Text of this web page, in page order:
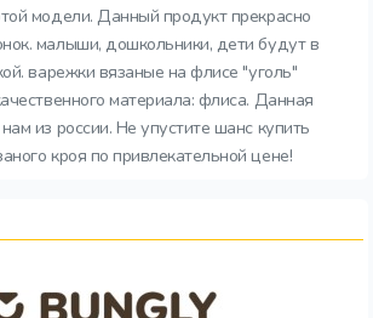
модели. Данный продукт прекрасно
малыши, дошкольники, дети будут в
варежки вязаные на флисе "уголь"
материала: флиса. Данная
из россии. Не упустите шанс купить
кроя по привлекательной цене!